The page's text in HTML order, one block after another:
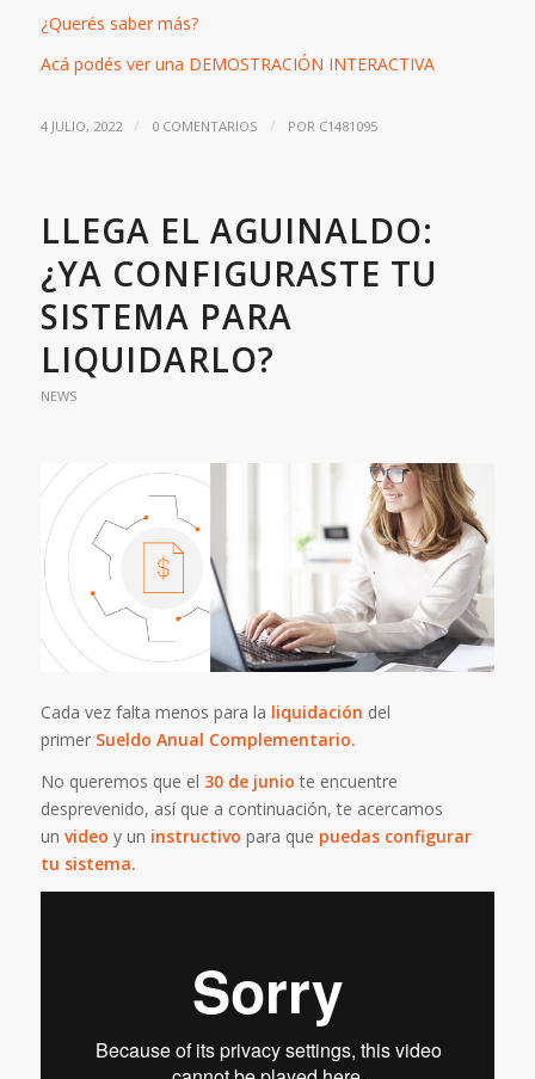
¿Querés saber más?
Acá podés ver una DEMOSTRACIÓN INTERACTIVA
4 JULIO, 2022 / 0 COMENTARIOS / POR C1481095
LLEGA EL AGUINALDO:
¿YA CONFIGURASTE TU
SISTEMA PARA
LIQUIDARLO?
NEWS
Cada vez falta menos para la liquidación del
primerSueldo Anual Complementario.
No queremos que el 30 de junio te encuentre
desprevenido, así que a continuación, te acercamos
un video y un instructivo para que puedas configurar
tu sistema.